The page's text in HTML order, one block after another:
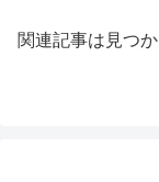
関連記事は見つ